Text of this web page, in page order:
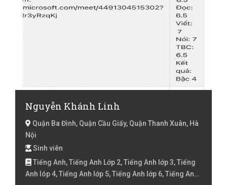
Nguyễn Khánh Linh
Quận Ba Đình, Quận Cầu Giấy, Quận Thanh Xuân, Hà
Nội
Sinh viên
Tiếng Anh, Tiếng Anh Lớp 2, Tiếng Anh lớp 3, Tiếng
Anh lóp 4, Tiếng Anh lớp 5, Tiếng Anh lớp 6, Tiếng Anh